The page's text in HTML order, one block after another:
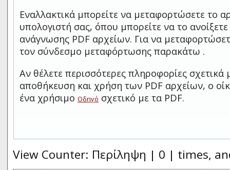
Εναλλακτικά μπορείτε να μεταφορτώσετε το
υπολογιστή σας, όπου μπορείτε να το
ανάγνωσης PDF αρχείων. Για να
τον σύνδεσμο μεταφόρτωσης παρακάτω .
Αν θέλετε περισσότερες πληροφορίες
αποθήκευση και χρήση των PDF αρχείων, ο
ένα χρήσιμο Οδηγό σχετικό με τα PDF.
View Counter: Περίληψη | 0 | times,